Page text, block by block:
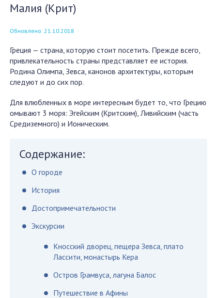
Малия (Крит)
Обновлено: 21.10.2018
Греция — страна, которую стоит посетить. Прежде всего,
привлекательность страны представляет ее история.
Родина Олимпа, Зевса, канонов архитектуры, которым
следуют и до сих пор.
Для влюбленных в море интересным будет то, что Грецию
омывают 3 моря: Эгейским (Критским), Ливийским (часть
Средиземного) и Ионическим.
Содержание:
О городе
История
Достопримечательности
Экскурсии
Кносский дворец, пещера Зевса, плато
Лассити, монастырь Кера
Остров Грамвуса, лагуна Балос
Путешествие в Афины